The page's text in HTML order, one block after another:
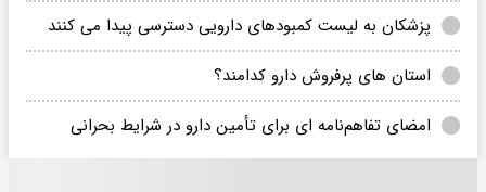
پزشکان به لیست کمبودهای دارویی دسترسی پیدا می کنند
استان های پرفروش دارو کدامند؟
امضای تفاهم‌نامه ای برای تأمین دارو در شرایط بحرانی